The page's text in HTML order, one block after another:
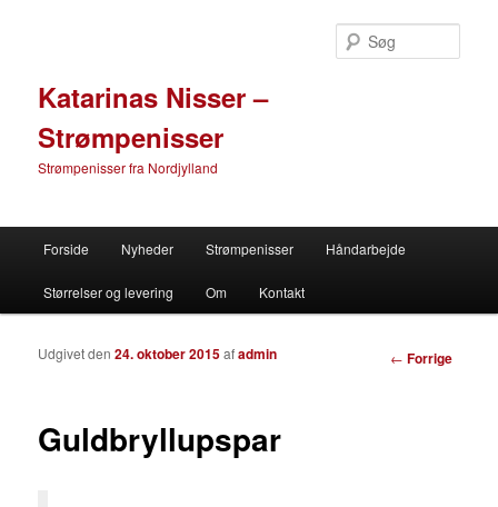
Katarinas Nisser –
Strømpenisser
Strømpenisser fra Nordjylland
Fortsæt til primære indhold
Fortsæt til sekundære indhold
Forside Nyheder Strømpenisser Håndarbejde
Størrelser og levering Om Kontakt
Indlæg navigation ← Forrige
Guldbryllupspar
Udgivet den24. oktober 2015afadmin